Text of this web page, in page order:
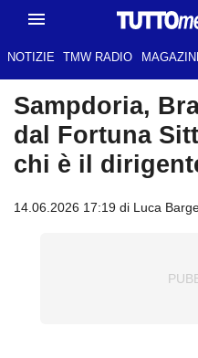
NOTIZIE TMW RADIO
Sampdoria,
dal Fortuna
chi è il
14.06.2026 17:19 di Luca